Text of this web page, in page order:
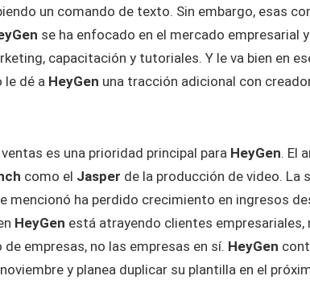
un comando de texto. Sin embargo, esas
se ha enfocado en el mercado empresarial
capacitación y tutoriales. Y le va bien en
le dé a HeyGen una tracción adicional con
es una prioridad principal para HeyGen. El
como el Jasper de la producción de video. La
mencionó ha perdido crecimiento en ingresos
HeyGen está atrayendo clientes empresariales,
empresas, no las empresas en sí. HeyGen
y planea duplicar su plantilla en el